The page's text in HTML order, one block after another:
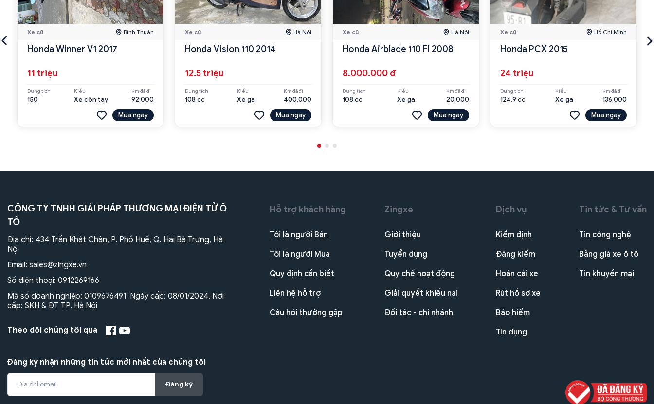
Xe cũ Bình Thuận
Honda Winner V1 2017
11 triệu
Dung tích
150
Kiểu
Xe côn tay
Km đã đi
92,000
Mua ngay
Xe cũ Hà Nội
Honda Vision 110 2014
12.5 triệu
Dung tích
108 cc
Kiểu
Xe ga
Km đã đi
400,000
Mua ngay
Xe cũ Hà Nội
Honda Airblade 110 FI 2008
8.000.000 đ
Dung tích
108 cc
Kiểu
Xe ga
Km đã đi
20,000
Mua ngay
Xe cũ Hồ Chí Minh
Honda PCX 2015
24 triệu
Dung tích
124.9 cc
Kiểu
Xe ga
Km đã đi
136,000
Mua ngay
CÔNG TY TNHH GIẢI PHÁP THƯƠNG MẠI ĐIỆN TỬ Ô
TÔ
Địa chỉ: 434 Trần Khát Chân, P. Phố Huế, Q. Hai Bà Trưng, Hà
Nội
Email: sales@zingxe.vn
Số điện thoại: 0912269166
Mã số doanh nghiệp: 0109676491. Ngày cấp: 08/01/2024. Nơi
cấp: SKH & ĐT TP. Hà Nội
Theo dõi chúng tôi qua
Đăng ký nhận những tin tức mới nhất của chúng tôi
Đăng ký
Hỗ trợ khách hàng
Tôi là người Bán
Tôi là người Mua
Quy định cần biết
Liên hệ hỗ trợ
Câu hỏi thường gặp
Zingxe
Giới thiệu
Tuyển dụng
Quy chế hoạt động
Giải quyết khiếu nại
Đối tác - chi nhánh
Dịch vụ
Kiểm định
Đăng kiểm
Hoán cải xe
Rút hồ sơ xe
Bảo hiểm
Tín dụng
Tin tức & Tư vấn
Tin công nghệ
Bảng giá xe ô tô
Tin khuyến mại